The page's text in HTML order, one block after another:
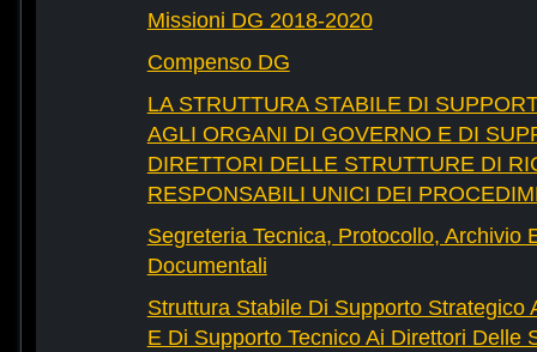
Missioni DG 2018-2020
Compenso DG
LA STRUTTURA STABILE DI
AGLI ORGANI DI GOVERNO E DI
DIRETTORI DELLE STRUTTURE DI
RESPONSABILI UNICI DEI
Segreteria Tecnica, Protocollo, Archivio
Documentali
Struttura Stabile Di Supporto Strategico
E Di Supporto Tecnico Ai Direttori Delle